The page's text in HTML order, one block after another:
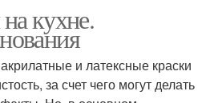
кухне.
и латексные краски
за счет чего могут делать